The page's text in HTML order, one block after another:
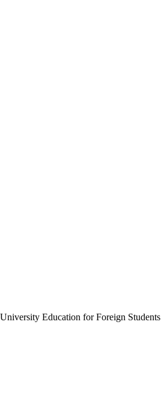
Education for Foreign Students